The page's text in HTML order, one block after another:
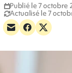
Publié le 7 octobre
Actualisé le 7